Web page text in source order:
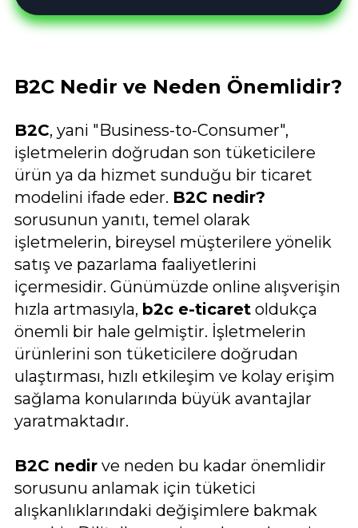
B2C Nedir ve Neden Önemlidir?
B2C, yani "Business-to-Consumer",
işletmelerin doğrudan son tüketicilere
ürün ya da hizmet sunduğu bir ticaret
modelini ifade eder. B2C nedir?
sorusunun yanıtı, temel olarak
işletmelerin, bireysel müşterilere yönelik
satış ve pazarlama faaliyetlerini
içermesidir. Günümüzde online alışverişin
hızla artmasıyla, b2c e-ticaret oldukça
önemli bir hale gelmiştir. İşletmelerin
ürünlerini son tüketicilere doğrudan
ulaştırması, hızlı etkileşim ve kolay erişim
sağlama konularında büyük avantajlar
yaratmaktadır.
B2C nedir ve neden bu kadar önemlidir
sorusunu anlamak için tüketici
alışkanlıklarındaki değişimlere bakmak